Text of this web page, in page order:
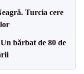
Turcia cere
bărbat de 80 de